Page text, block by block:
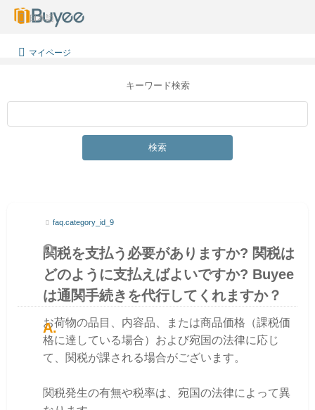
日本語
マイページ
キーワード検索
検索
faq.category_id_9
関税を支払う必要がありますか? 関税は
どのように支払えばよいですか? Buyee
は通関手続きを代行してくれますか？
お荷物の品目、内容品、または商品価格（課税価
格に達している場合）および宛国の法律に応じ
て、関税が課される場合がございます。
関税発生の有無や税率は、宛国の法律によって異